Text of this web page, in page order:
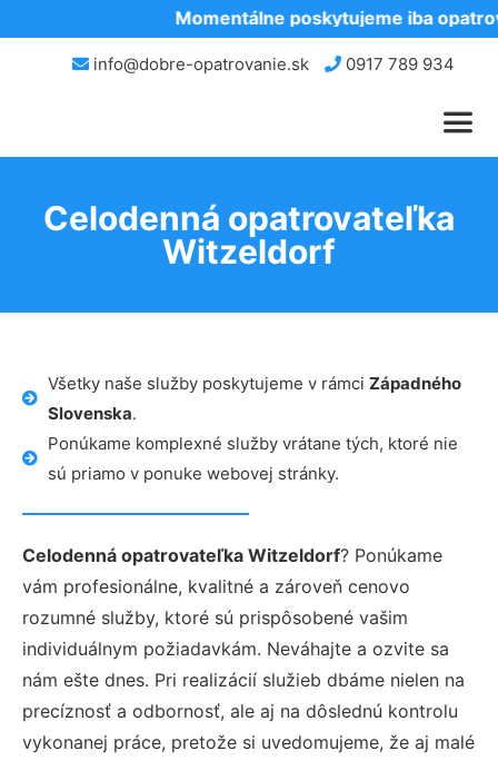
Momentálne poskytujeme iba
info@dobre-opatrovanie.sk 0917 789 934
Celodenná opatrovateľka
Witzeldorf
Všetky naše služby poskytujeme v rámci Západného
Slovenska.
Ponúkame komplexné služby vrátane tých, ktoré nie
sú priamo v ponuke webovej stránky.
Celodenná opatrovateľka Witzeldorf? Ponúkame
vám profesionálne, kvalitné a zároveň cenovo
rozumné služby, ktoré sú prispôsobené vašim
individuálnym požiadavkám. Neváhajte a ozvite sa
nám ešte dnes. Pri realizácií služieb dbáme nielen na
precíznosť a odbornosť, ale aj na dôslednú kontrolu
vykonanej práce, pretože si uvedomujeme, že aj malé